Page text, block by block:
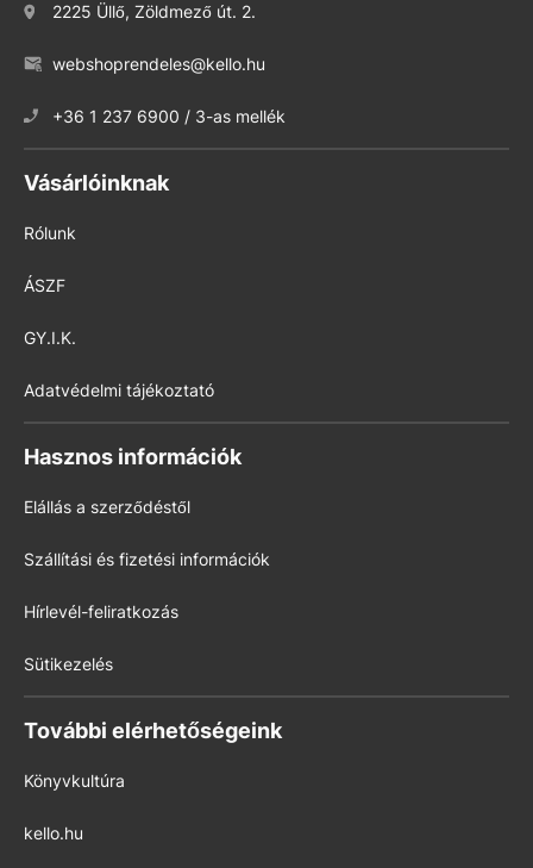
2225 Üllő, Zöldmező út. 2.
webshoprendeles@kello.hu
+36 1 237 6900 / 3-as mellék
Vásárlóinknak
Rólunk
ÁSZF
GY.I.K.
Adatvédelmi tájékoztató
Hasznos információk
Elállás a szerződéstől
Szállítási és fizetési információk
Hírlevél-feliratkozás
Sütikezelés
További elérhetőségeink
Könyvkultúra
kello.hu